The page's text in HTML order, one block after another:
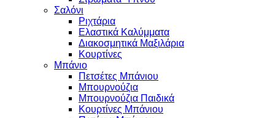
Σαλόνι
Ριχτάρια
Ελαστικά Καλύμματα
Διακοσμητικά Μαξιλάρια
Κουρτίνες
Μπάνιο
Πετσέτες Μπάνιου
Μπουρνούζια
Μπουρνούζια Παιδικά
Κουρτίνες Μπάνιου